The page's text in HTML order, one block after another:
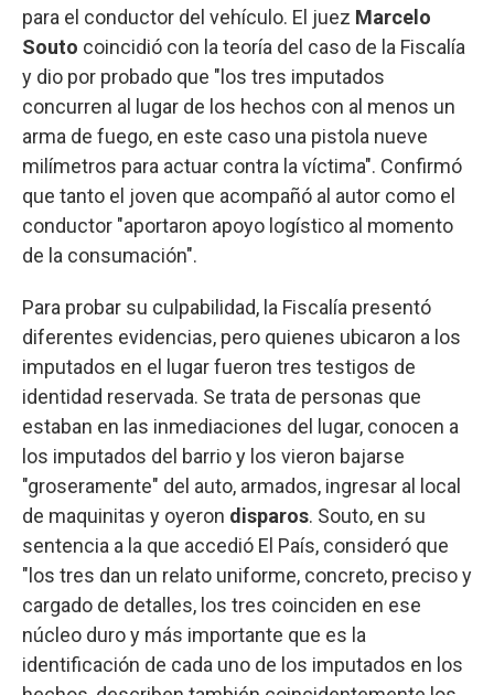
para el conductor del vehículo. El juez Marcelo
Souto coincidió con la teoría del caso de la Fiscalía
y dio por probado que "los tres imputados
concurren al lugar de los hechos con al menos un
arma de fuego, en este caso una pistola nueve
milímetros para actuar contra la víctima". Confirmó
que tanto el joven que acompañó al autor como el
conductor "aportaron apoyo logístico al momento
de la consumación".
Para probar su culpabilidad, la Fiscalía presentó
diferentes evidencias, pero quienes ubicaron a los
imputados en el lugar fueron tres testigos de
identidad reservada. Se trata de personas que
estaban en las inmediaciones del lugar, conocen a
los imputados del barrio y los vieron bajarse
"groseramente" del auto, armados, ingresar al local
de maquinitas y oyeron disparos. Souto, en su
sentencia a la que accedió El País, consideró que
"los tres dan un relato uniforme, concreto, preciso y
cargado de detalles, los tres coinciden en ese
núcleo duro y más importante que es la
identificación de cada uno de los imputados en los